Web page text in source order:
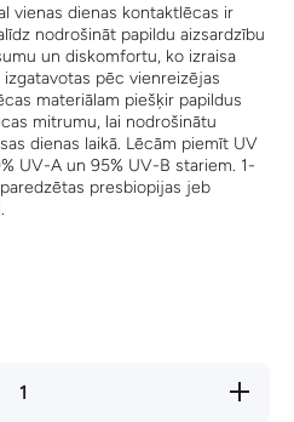
vienas dienas kontaktlēcas ir
nodrošināt papildu aizsardzību
un diskomfortu, ko izraisa
pēc vienreizējas
materiālam piešķir papildus
mitrumu, lai nodrošinātu
dienas laikā. Lēcām piemīt UV
UV-A un 95% UV-B stariem. 1-
presbiopijas jeb
Increase
quantity